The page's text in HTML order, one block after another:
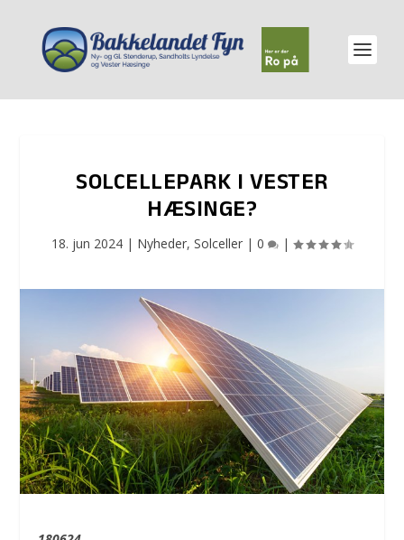
SOLCELLEPARK I VESTER
HÆSINGE?
18. jun 2024 | Nyheder, Solceller | 0 |